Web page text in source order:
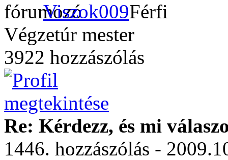
Viszok009
Végzetúr mester
3922 hozzászólás
Re: Kérdezz, és mi
1446. hozzászólás -